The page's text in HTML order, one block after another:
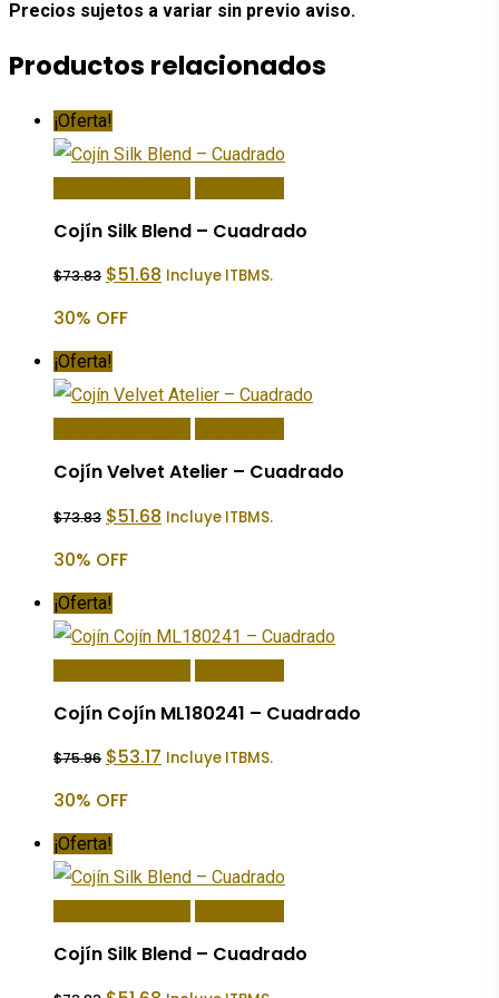
Precios sujetos a variar sin previo aviso.
Productos relacionados
¡Oferta!
Cojín Silk Blend – Cuadrado
$73.83 El
precio
era:
$51.68 El
precio
Incluye ITBMS.
30% OFF
¡Oferta!
Cojín Velvet Atelier – Cuadrado
$73.83 El
precio
era:
$51.68 El
precio
Incluye ITBMS.
30% OFF
¡Oferta!
Cojín Cojín ML180241 – Cuadrado
$75.96 El
precio
era:
$53.17 El
precio
Incluye ITBMS.
30% OFF
¡Oferta!
Cojín Silk Blend – Cuadrado
El El